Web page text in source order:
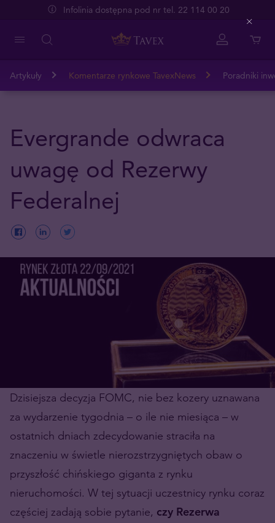
Infolinia dostępna pod nr tel. 22 114 00 20
Artykuły Komentarze rynkowe TavexNews Poradniki
Evergrande odwraca
uwagę od Rezerwy
Federalnej
Dzisiejsza decyzja FOMC, nie bez kozery uznawana
za wydarzenie tygodnia – o ile nie miesiąca – w
ostatnich dniach zdecydowanie straciła na
znaczeniu w świetle nierozstrzygniętych obaw o
przyszłość chińskiego giganta z rynku
nieruchomości. W tej sytuacji uczestnicy rynku coraz
częściej zadają sobie pytanie, czy Rezerwa
Close